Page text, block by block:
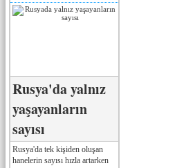
Rusya'da yalnız
yaşayanların
sayısı
Rusya'da tek kişiden oluşan
hanelerin sayısı hızla artarken